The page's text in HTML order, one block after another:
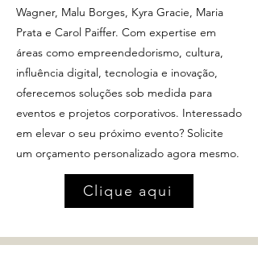
Wagner, Malu Borges, Kyra Gracie, Maria
Prata e Carol Paiffer. Com expertise em
áreas como empreendedorismo, cultura,
influência digital, tecnologia e inovação,
oferecemos soluções sob medida para
eventos e projetos corporativos. Interessado
em elevar o seu próximo evento? Solicite
um orçamento personalizado agora mesmo.
Clique aqui